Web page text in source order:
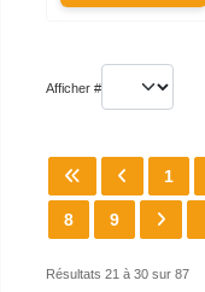
Afficher #
1
8 9
Résultats 21 à 30 sur 87